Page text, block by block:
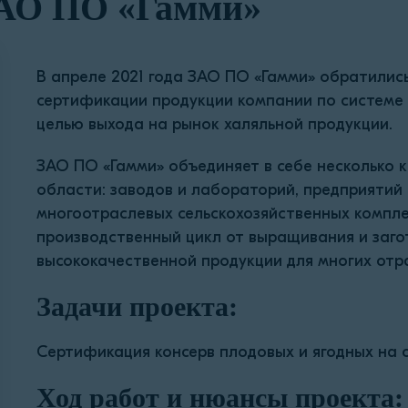
В апреле 2021 года ЗАО ПО «Гамми»
сертификации продукции компании по
целью выхода на рынок халяльной продукции.
ЗАО ПО «Гамми» объединяет в себе несколько
области: заводов и лабораторий,
многоотраслевых сельскохозяйственных
производственный цикл от выращивания и
высококачественной продукции для многих
Задачи проекта:
Сертификация консерв плодовых и ягодных на
Ход работ и нюансы проекта: